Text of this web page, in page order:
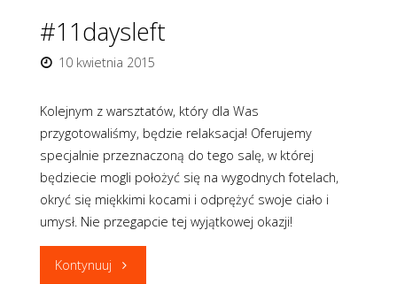
#11daysleft
10 kwietnia 2015
Kolejnym z warsztatów, który dla Was
przygotowaliśmy, będzie relaksacja! Oferujemy
specjalnie przeznaczoną do tego salę, w której
będziecie mogli położyć się na wygodnych fotelach,
okryć się miękkimi kocami i odprężyć swoje ciało i
umysł. Nie przegapcie tej wyjątkowej okazji!
Kontynuuj "#11daysleft"